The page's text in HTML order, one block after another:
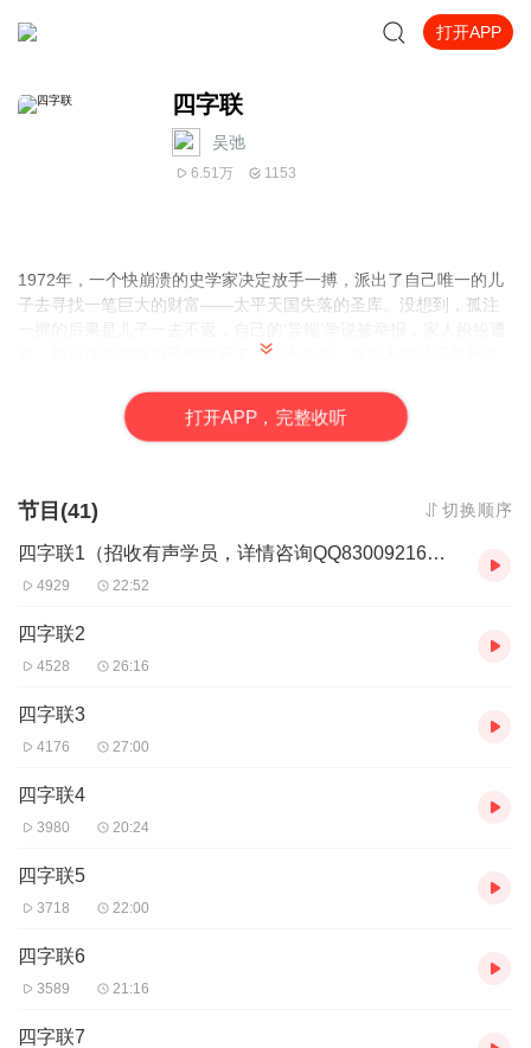
打开APP
四字联
吴弛
6.51万 1153
1972年，一个快崩溃的史学家决定放手一搏，派出了自己唯一的儿
子去寻找一笔巨大的财富——太平天国失落的圣库。没想到，孤注
难，最后连史学家自己也惨死了。四十年后，这家人的孙子意外得
自此，形形色色的人物开始向他聚拢，怀着各种目的，这行人开始
了寻找圣库的命途，直到……，直到遇到一个超出他们“目的和能
打开APP，完整收听
节目(41) 切换顺序
四字联1（招收有声学员，详情咨询QQ83009216微信同步）
4929 22:52
四字联2
4528 26:16
四字联3
4176 27:00
四字联4
3980 20:24
四字联5
3718 22:00
四字联6
3589 21:16
四字联7